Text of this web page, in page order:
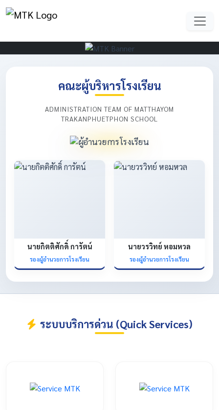
คณะผู้บริหารโรงเรียน
ADMINISTRATION TEAM OF MATTHAYOM
TRAKANPHUETPHON SCHOOL
นายกิตติศักดิ์ การัตน์
รองผู้อำนวยการโรงเรียน
นายวรวิทย์ หอมหวล
รองผู้อำนวยการโรงเรียน
ระบบบริการด่วน (Quick Services)